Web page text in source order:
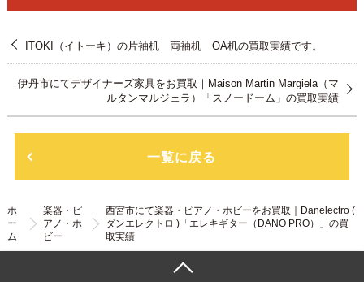
ITOKI（イトーキ）の片袖机 両袖机 OA机の買取実績です。
伊丹市にてデザイナーズ家具をお買取｜Maison Martin Margiela（マ
ルタンマルジェラ）「スノードーム」の買取実績
一覧に戻る
ホ
ー
ム
楽器・ピ
アノ・ホ
ビー
西宮市にて楽器・ピアノ・ホビーをお買取｜Danelectro (
ダンエレクトロ )「エレキギター（DANO PRO）」の買
取実績